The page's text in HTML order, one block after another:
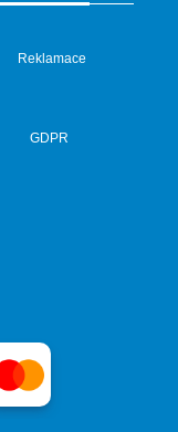
Reklamace
GDPR